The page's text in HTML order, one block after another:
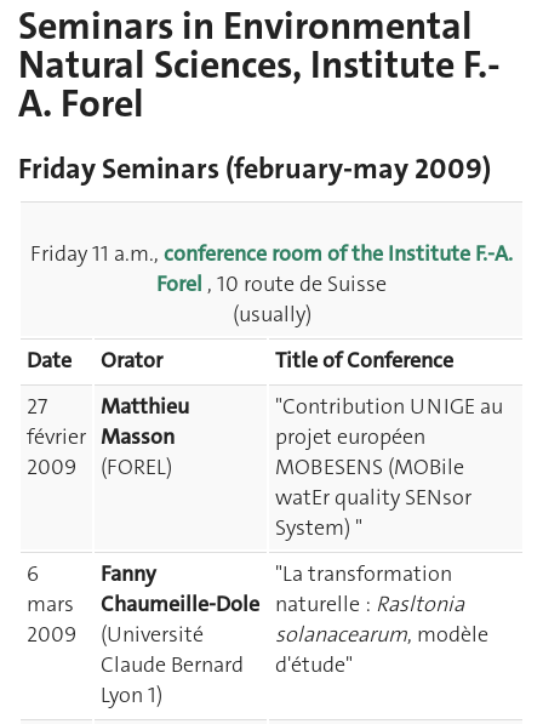
Seminars in Environmental
Natural Sciences, Institute F.-
A. Forel
Friday Seminars (february-may 2009)
Friday 11 a.m., conference room of the Institute F.-A.
Forel , 10 route de Suisse
(usually)
Date
Orator
Title of Conference
27
février
2009
Matthieu
Masson
(FOREL)
"Contribution UNIGE au
projet européen
MOBESENS (MOBile
watEr quality SENsor
System) "
6
mars
2009
Fanny
Chaumeille-Dole
(Université
Claude Bernard
Lyon 1)
"La transformation
naturelle : Rasltonia
solanacearum, modèle
d'étude"